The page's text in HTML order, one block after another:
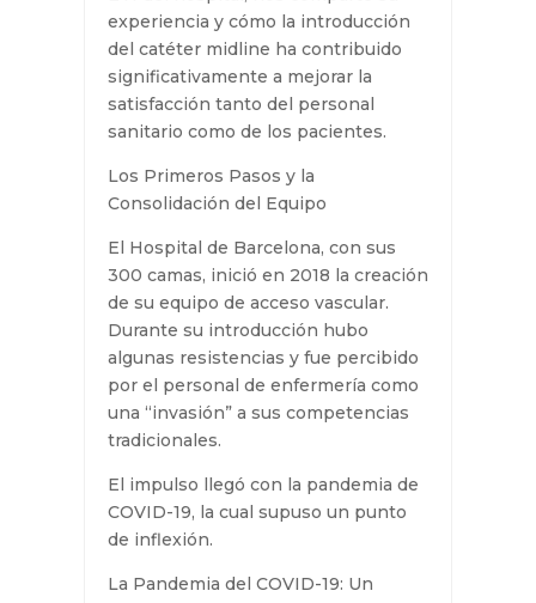
ello es la experiencia del equipo de
acceso vascular del Hospital de
Barcelona.
Mercè Espases, referente del
grupo ETI del hospital, nos
comparte su experiencia y cómo la
introducción del catéter midline ha
mejorar la satisfacción tanto del
personal sanitario como de los
pacientes.
Los Primeros Pasos y la
Consolidación del Equipo
El Hospital de Barcelona, con sus
300 camas, inició en 2018 la
creación de su equipo de acceso
vascular. Durante su introducción
hubo algunas resistencias y fue
enfermería como una “invasión” a